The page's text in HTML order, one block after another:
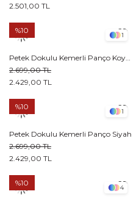
2.501,00 TL
1
2.429,00 TL
2.699,00 TL
%10
1
Petek Dokulu Kemerli Panço Siyah
2.429,00 TL
2.699,00 TL
%10
4
%10